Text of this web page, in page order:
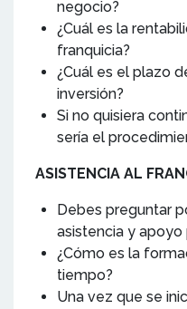
negocio?
¿Cuál es la
franquicia?
¿Cuál es el plazo
inversión?
Si no quisiera
sería el
ASISTENCIA AL
Debes preguntar
asistencia y
¿Cómo es la
tiempo?
Una vez que se